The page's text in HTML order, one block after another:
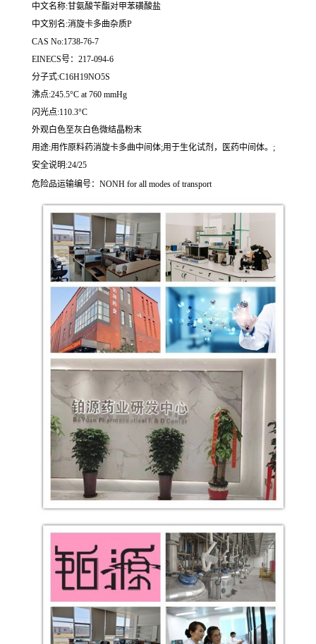
中文名称:甘氨酸苄酯对甲苯磺酸盐
中文别名:消旋卡多曲杂质P
CAS No:1738-76-7
EINECS号：217-094-6
分子式:C16H19NO5S
沸点:245.5°C at 760 mmHg
闪光点:110.3°C
外观白色至灰白色微结晶粉末
用途:用作原料药消旋卡多曲中间体;用于生化试剂，医药中间体。;
安全说明:24/25
危险品运输编号：NONH for all modes of transport